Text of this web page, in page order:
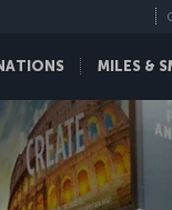
MILES &